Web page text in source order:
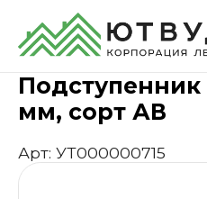
ГлавнаяКаталог
Подступенник
мм, сорт АВ
Арт: УТ000000715